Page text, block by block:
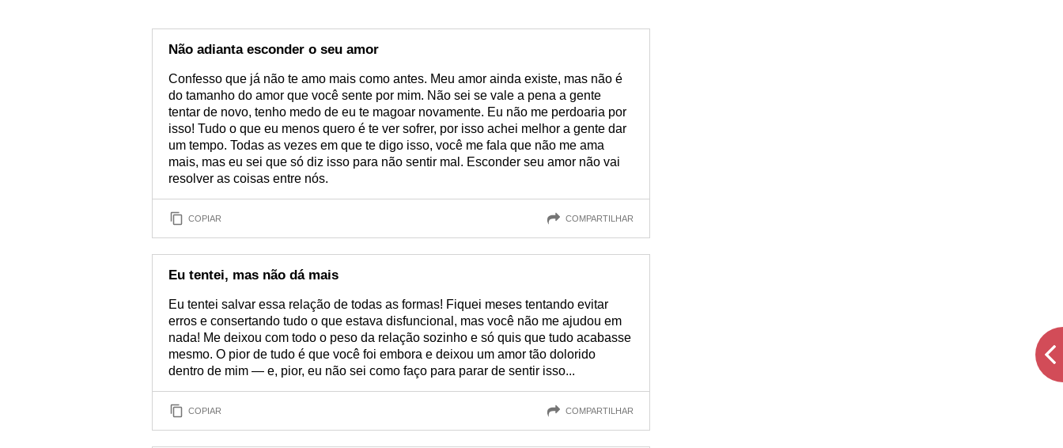
Não adianta esconder o seu amor
Confesso que já não te amo mais como antes. Meu amor ainda existe, mas não é
do tamanho do amor que você sente por mim. Não sei se vale a pena a gente
tentar de novo, tenho medo de eu te magoar novamente. Eu não me perdoaria por
isso! Tudo o que eu menos quero é te ver sofrer, por isso achei melhor a gente dar
um tempo. Todas as vezes em que te digo isso, você me fala que não me ama
mais, mas eu sei que só diz isso para não sentir mal. Esconder seu amor não vai
resolver as coisas entre nós.
COPIAR COMPARTILHAR
Eu tentei, mas não dá mais
Eu tentei salvar essa relação de todas as formas! Fiquei meses tentando evitar
erros e consertando tudo o que estava disfuncional, mas você não me ajudou em
nada! Me deixou com todo o peso da relação sozinho e só quis que tudo acabasse
mesmo. O pior de tudo é que você foi embora e deixou um amor tão dolorido
dentro de mim — e, pior, eu não sei como faço para parar de sentir isso...
COPIAR COMPARTILHAR